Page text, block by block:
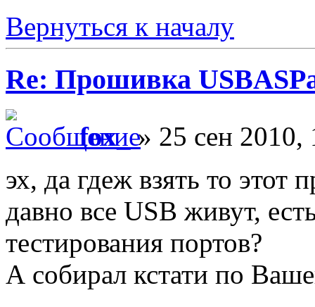
Вернуться к началу
Re: Прошивка
fox_» 25 сен 2010,
эх, да гдеж взять то
давно все USB живут,
тестирования портов?
А собирал кстати по